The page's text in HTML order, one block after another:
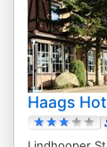
Haags